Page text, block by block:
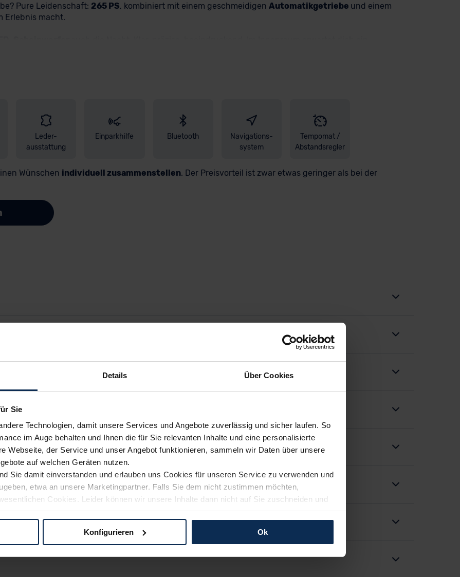
Details Über Cookies
Sie
Technologien, damit unsere Services und Angebote zuverlässig und sicher laufen. So
im Auge behalten und Ihnen die für Sie relevanten Inhalte und eine personalisierte
Webseite, der Service und unser Angebot funktionieren, sammeln wir Daten über unsere
auf welchen Geräten nutzen.
Sie damit einverstanden und erlauben uns Cookies für unseren Service zu verwenden und
etwa an unsere Marketingpartner. Falls Sie dem nicht zustimmen möchten,
Cookies. Leider können wir unsere Inhalte dann nicht auf Sie zuschneiden und
Weg zu Ihrem Neuwagen unterstützen. Sie können die Einstellungen jederzeit anpassen
Konfigurieren Ok
Pure Leidenschaft: 265 PS, kombiniert mit einem geschmeidigen Automatikgetriebe und einem
Erlebnis macht.
Die
Karoq Balance und sichere Dir Deinen neuen Traumwagen über uns - profitiere bei diesem Deal
Fragen hilft Dir Dein persönlicher CarCoach jederzeit gerne weiter und steht Dir kompetent zur Seite.
Leder-
ausstattung
Einparkhilfe Bluetooth
Navigations-
system
Tempomat /
Abstandsregler
Wünschen individuell zusammenstellen. Der Preisvorteil ist zwar etwas geringer als bei der